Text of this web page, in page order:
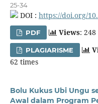
25-34
DOI : https://doi.org/
PDF Views:
PLAGIARISME
62 times
Bolu Kukus Ubi Ungu
Awal dalam Program